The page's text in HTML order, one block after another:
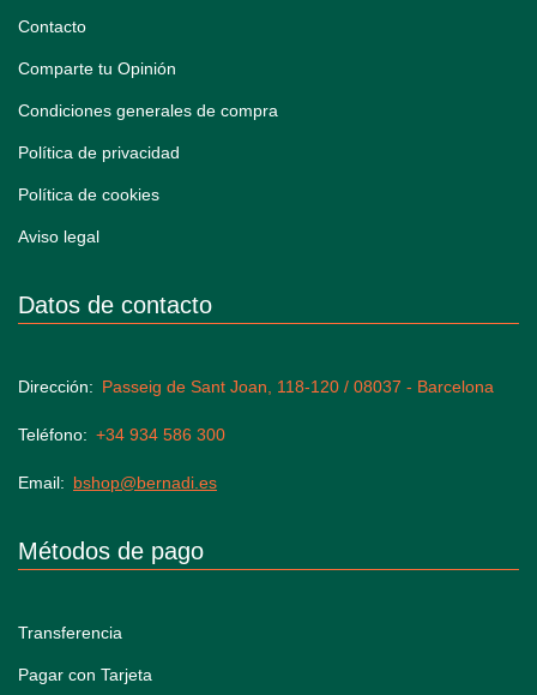
Contacto
Comparte tu Opinión
Condiciones generales de compra
Política de privacidad
Política de cookies
Aviso legal
Datos de contacto
Dirección Passeig de Sant Joan, 118-120 / 08037 - Barcelona
Teléfono +34 934 586 300
Email bshop@bernadi.es
Métodos de pago
Transferencia
Pagar con Tarjeta